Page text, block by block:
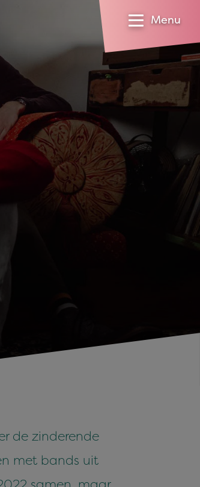
Menu
de zinderende
met bands uit